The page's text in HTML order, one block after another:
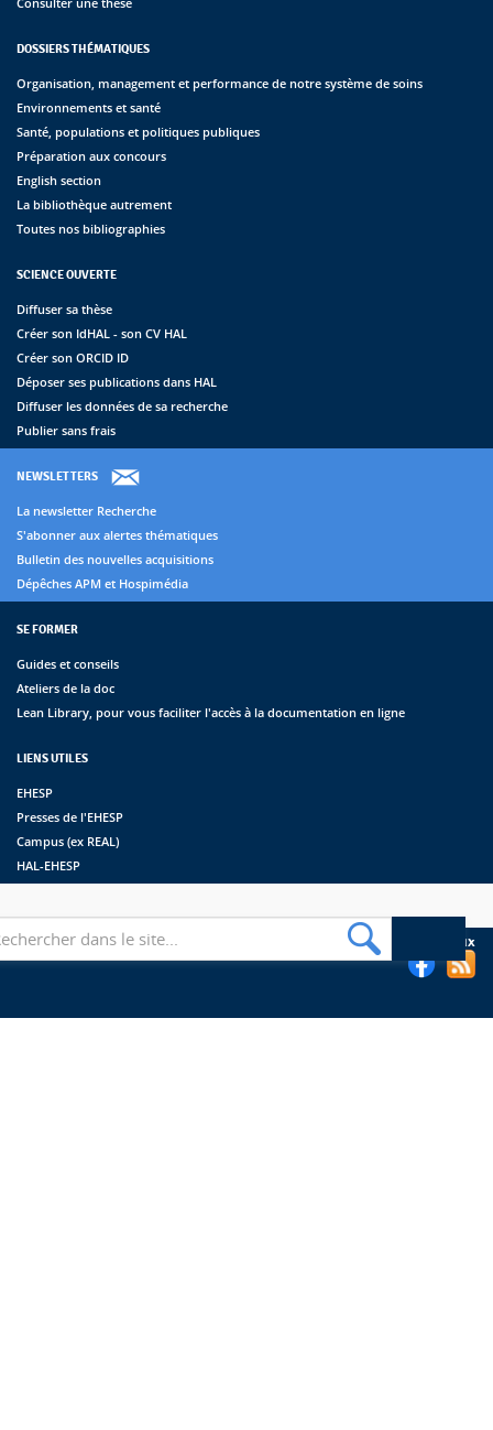
DOSSIERS THÉMATIQUES
Organisation, management et performance de notre système de soins
Environnements et santé
Santé, populations et politiques publiques
Préparation aux concours
English section
La bibliothèque autrement
Toutes nos bibliographies
SCIENCE OUVERTE
Diffuser sa thèse
Créer son IdHAL - son CV HAL
Créer son ORCID ID
Déposer ses publications dans HAL
Diffuser les données de sa recherche
Publier sans frais
NEWSLETTERS
La newsletter Recherche
S'abonner aux alertes thématiques
Bulletin des nouvelles acquisitions
Dépêches APM et Hospimédia
SE FORMER
Guides et conseils
Ateliers de la doc
Lean Library, pour vous faciliter l'accès à la documentation en ligne
LIENS UTILES
EHESP
Presses de l'EHESP
Campus (ex REAL)
HAL-EHESP
Suivez les bibliothèques de l'EHESP sur les réseaux sociaux